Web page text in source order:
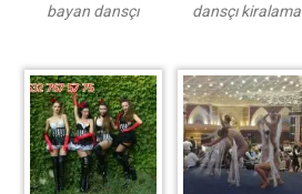
bayan dansçı
dansçı kiralama